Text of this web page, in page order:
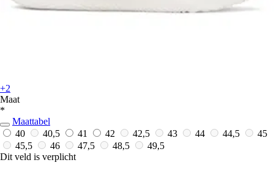
+2
Maat
*
Maattabel
40
40,5 41 42 42,5 43 44 44,5
45
45,5
46 47,5 48,5
49,5
Dit veld is verplicht